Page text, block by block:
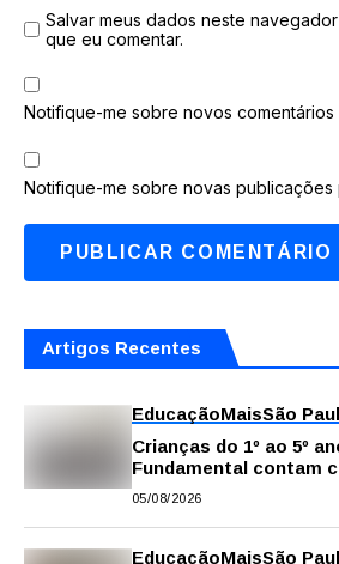
Salvar meus dados neste
que eu comentar.
Notifique-me sobre novos comentários
Notifique-me sobre novas publicações
Artigos Recentes
EducaçãoMaisSão
Crianças do 1º ao 5º
Fundamental contam
digitais para apoiar
05/08/2026
EducaçãoMaisSão